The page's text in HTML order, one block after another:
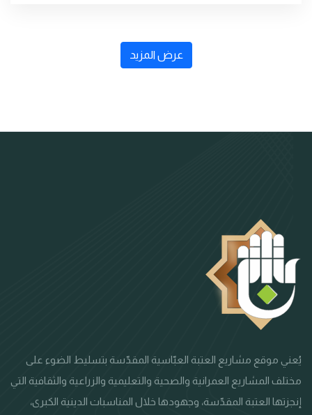
عرض المزيد
يُعني موقع مشاريع العتبة العبّاسية المقدّسة بتسليط الضوء على
مختلف المشاريع العمرانية والصحية والتعليمية والزراعية والثقافية التي
إنجزتها العتبة المقدّسة، وجهودها خلال المناسبات الدينية الكبرى،